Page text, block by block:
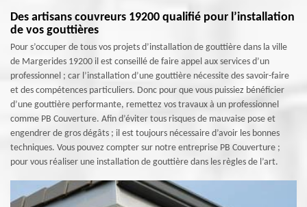
Des artisans couvreurs 19200 qualifié pour l’installation
de vos gouttières
Pour s’occuper de tous vos projets d’installation de gouttière dans la ville
de Margerides 19200 il est conseillé de faire appel aux services d’un
professionnel ; car l’installation d’une gouttière nécessite des savoir-faire
et des compétences particuliers. Donc pour que vous puissiez bénéficier
d’une gouttière performante, remettez vos travaux à un professionnel
comme PB Couverture. Afin d’éviter tous risques de mauvaise pose et
engendrer de gros dégâts ; il est toujours nécessaire d’avoir les bonnes
techniques. Vous pouvez compter sur notre entreprise PB Couverture ;
pour vous réaliser une installation de gouttière dans les règles de l’art.